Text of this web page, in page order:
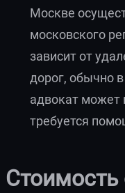
Москве
московского
зависит от
дорог, обычно
адвокат может
требуется
Стоимость